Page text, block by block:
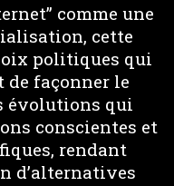
comme une
cette
politiques qui
façonner le
évolutions qui
conscientes et
rendant
d’alternatives